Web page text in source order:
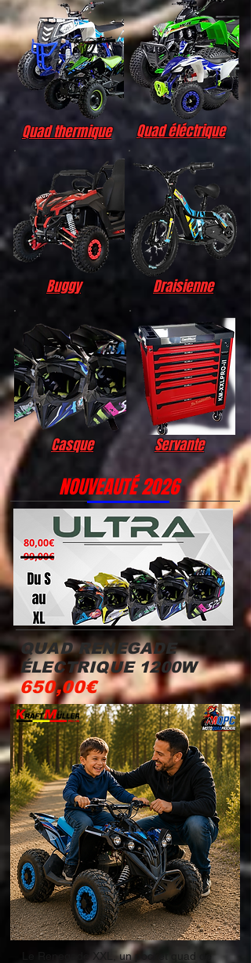
Quad thermique Quad éléctrique
Buggy Draisienne
Casque Servante
NOUVEAUTÉ 2026
QUAD RENEGADE
ÉLECTRIQUE 1200W
650,00€
Le Renegade XXL, un pocket quad de